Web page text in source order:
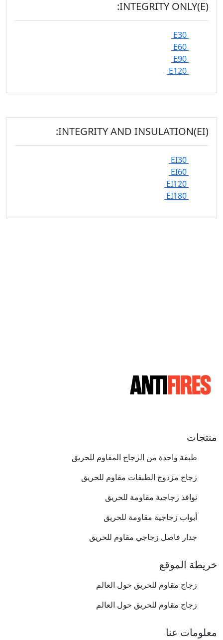
INTEGRITY ONLY(E):
INTEGRITY AND INSULATION(EI):
منتجات
طبقة واحدة من الزجاج المقاوم للحريق
زجاج مزدوج الطبقات مقاوم للحريق
نوافذ زجاجية مقاومة للحريق
أبواب زجاجية مقاومة للحريق
جدار فاصل زجاجي مقاوم للحريق
خريطة الموقع
زجاج مقاوم للحريق حول العالم
زجاج مقاوم للحريق حول العالم
معلومات عنا